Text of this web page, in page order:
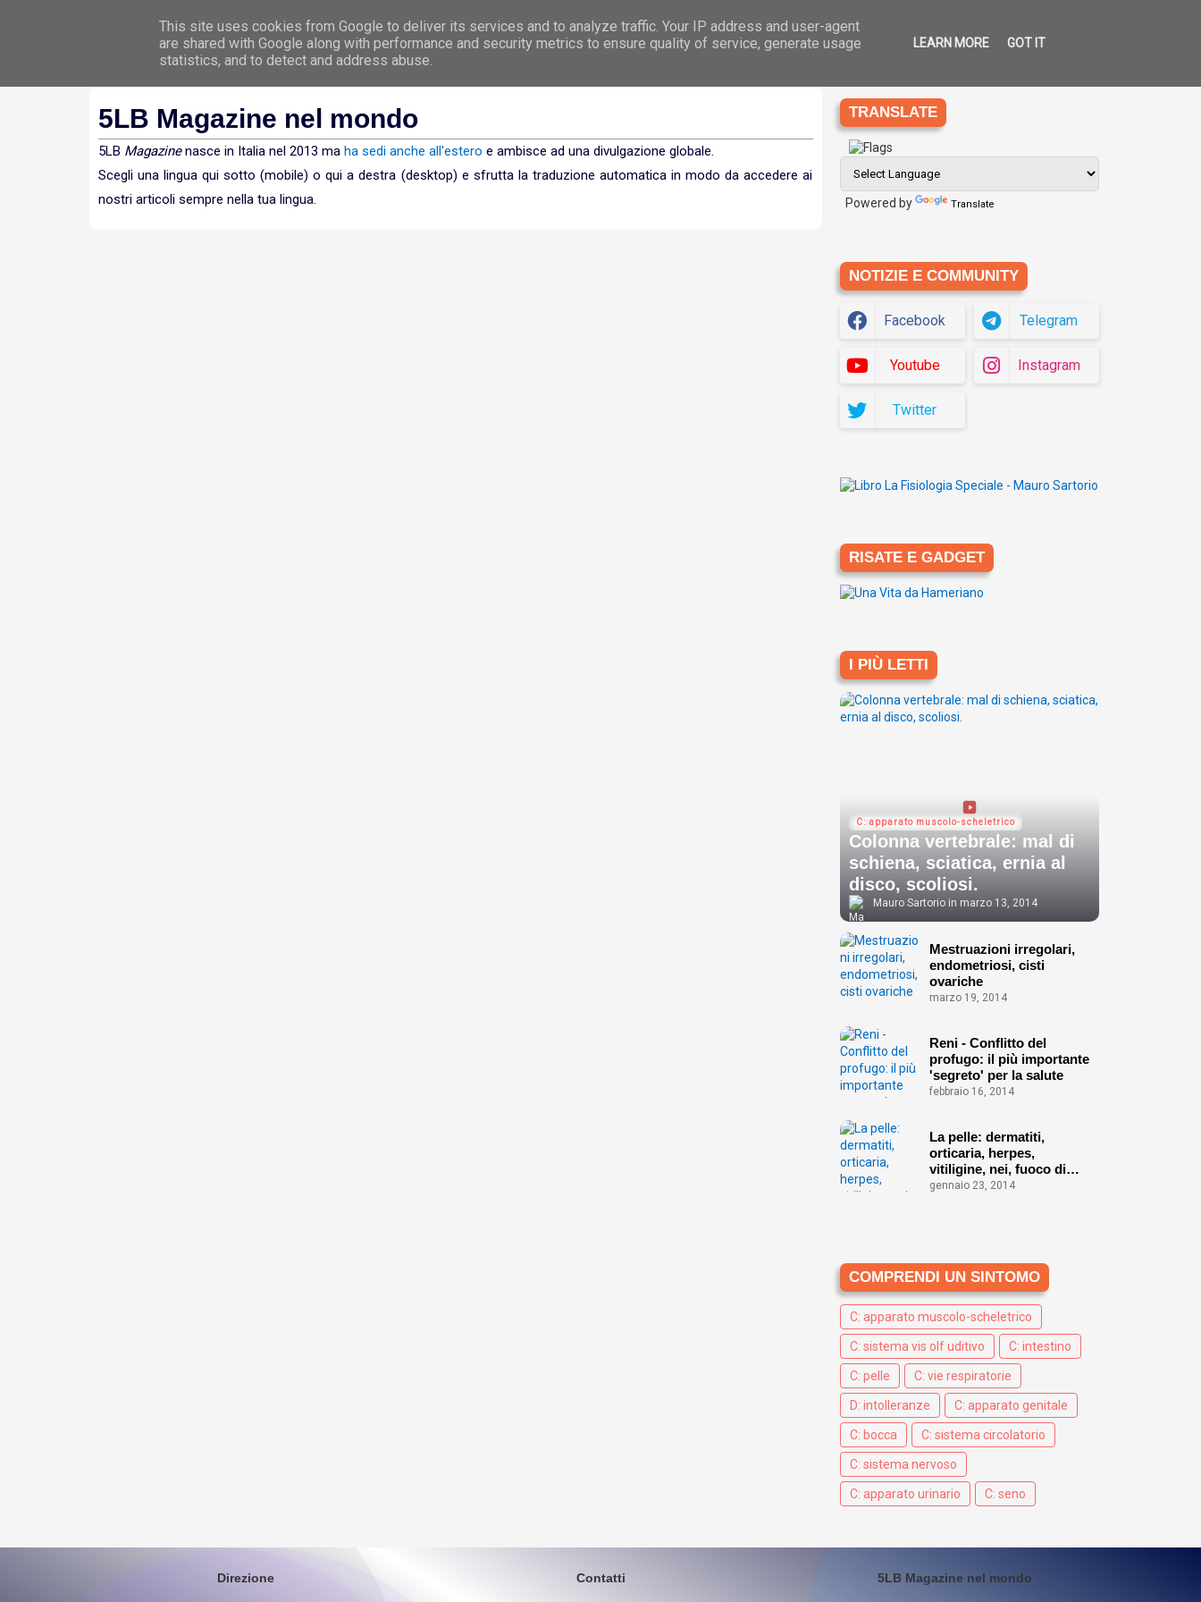
Home Premessa Argomenti Le 5 Leggi Biologiche Eziologia Siti
5LB Magazine nel mondo
5LB Magazinenasce in Italia nel 2013 ma ha sedi anche all'estero e ambisce ad una divulgazione globale.
Scegli una lingua qui sotto (mobile) o qui a destra (desktop) e sfrutta la traduzione automatica in modo da accedere ai
nostri articoli sempre nella tua lingua.
TRANSLATE
Powered by Translate
NOTIZIE E COMMUNITY
Facebook Telegram
Youtube Instagram
Twitter
RISATE E GADGET
I PIÙ LETTI
C: apparato muscolo-scheletrico
Colonna vertebrale: mal di
schiena, sciatica, ernia al
disco, scoliosi.
Mauro Sartorio marzo 13, 2014
Mestruazioni irregolari,
endometriosi, cisti
ovariche
marzo 19, 2014
Reni - Conflitto del
profugo: il più importante
'segreto' per la salute
febbraio 16, 2014
La pelle: dermatiti,
orticaria, herpes,
vitiligine, nei, fuoco di
Sant'Antonio ecc.
gennaio 23, 2014
COMPRENDI UN SINTOMO
C: apparato muscolo-scheletrico
C: sistema vis olf uditivo C: intestino
C: pelle C: vie respiratorie
D: intolleranze C: apparato genitale
C: bocca C: sistema circolatorio
C: sistema nervoso
C: apparato urinario C: seno
Direzione Contatti 5LB Magazine nel mondo
This site uses cookies from Google to deliver its services and to analyze traffic. Your IP address and user-agent
are shared with Google along with performance and security metrics to ensure quality of service, generate usage
statistics, and to detect and address abuse.
LEARN MORE GOT IT